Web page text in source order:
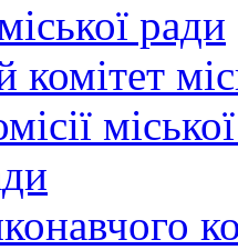
ради